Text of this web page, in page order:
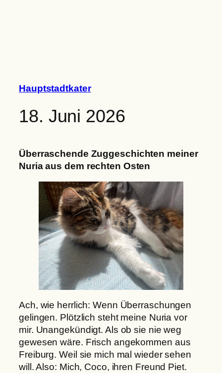
Hauptstadtkater
18. Juni 2026
Überraschende Zuggeschichten meiner
Nuria aus dem rechten Osten
Ach, wie herrlich: Wenn Überraschungen
gelingen. Plötzlich steht meine Nuria vor
mir. Unangekündigt. Als ob sie nie weg
gewesen wäre. Frisch angekommen aus
Freiburg. Weil sie mich mal wieder sehen
will. Also: Mich, Coco, ihren Freund Piet.